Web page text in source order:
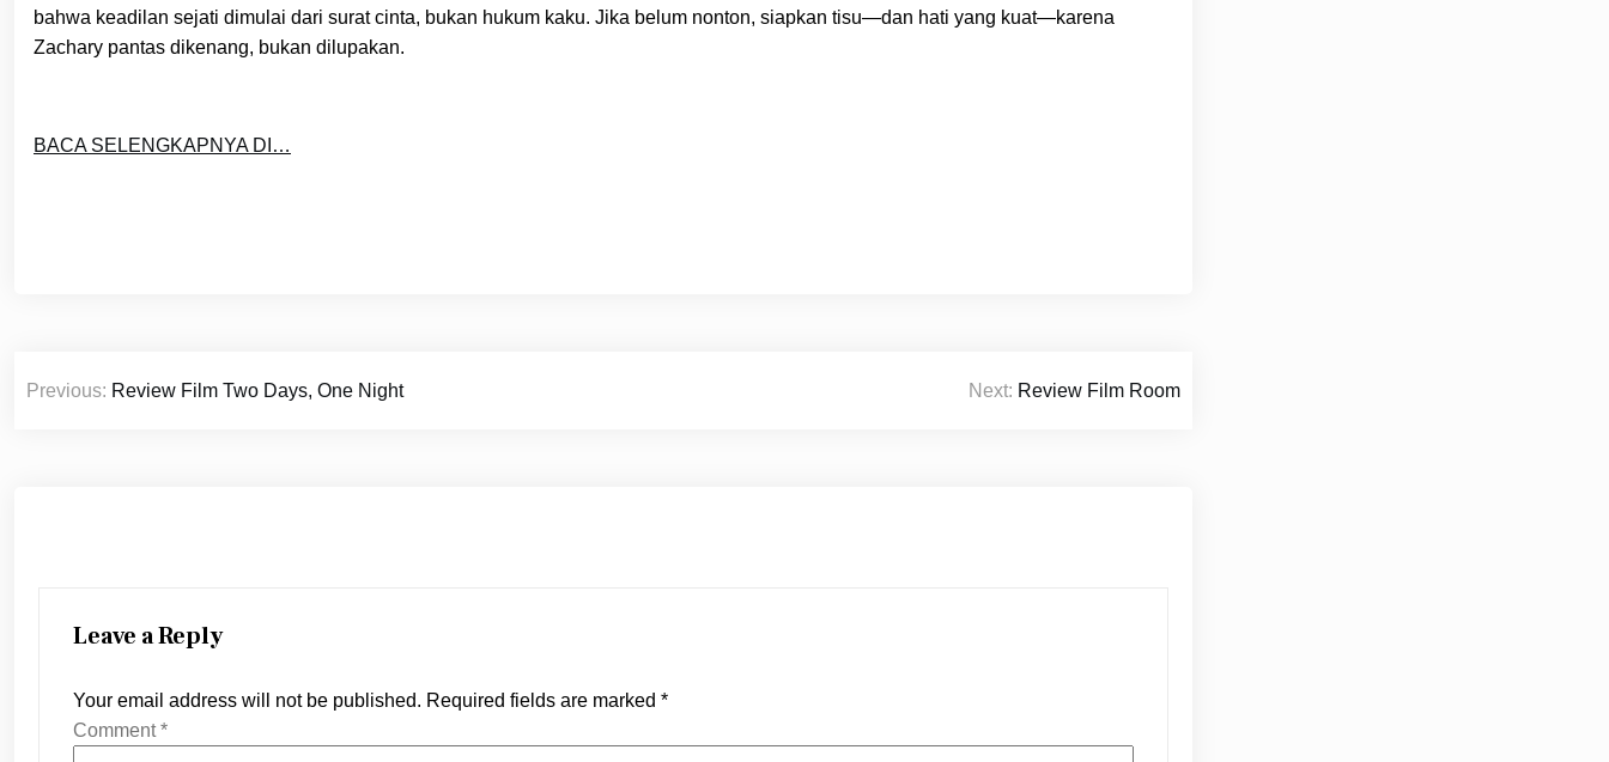
bahwa keadilan sejati dimulai dari surat cinta, bukan hukum kaku. Jika belum nonton, siapkan tisu—dan hati yang kuat—karena
Zachary pantas dikenang, bukan dilupakan.
BACA SELENGKAPNYA DI…
navigation
Previous: Review Film Two Days, One Night Next: Review Film Room
Leave a Reply
Your email address will not be published. Required fields are marked *
Comment*